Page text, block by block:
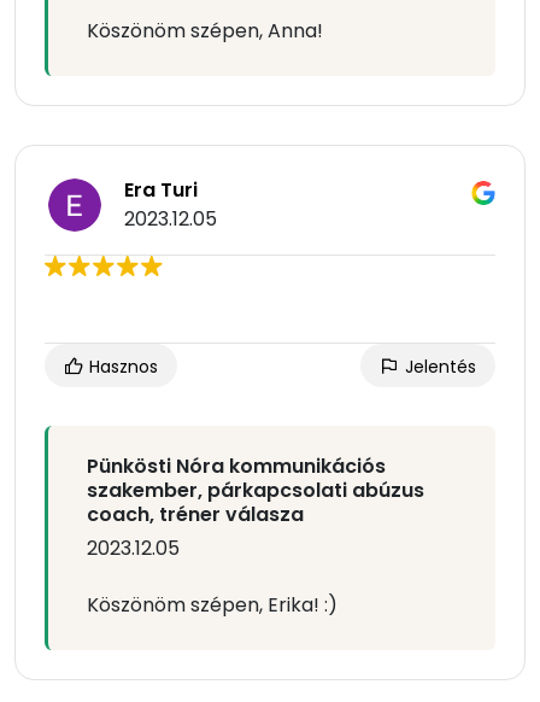
Köszönöm szépen, Anna!
Era Turi
2023.12.05
Hasznos Jelentés
Pünkösti Nóra kommunikációs
szakember, párkapcsolati abúzus
coach, tréner válasza
2023.12.05
Köszönöm szépen, Erika! :)